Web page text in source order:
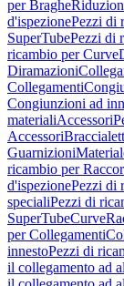
per Braghe
d'ispezionePezzi di
SuperTubePezzi di
ricambio per Curve
Diramazioni
Collegamenti
Congiunzioni ad
materialiAccessori
Accessori
Guarnizioni
ricambio per
d'ispezionePezzi di
specialiPezzi di
SuperTubeCurve
per Collegamenti
innestoPezzi di
il collegamento ad